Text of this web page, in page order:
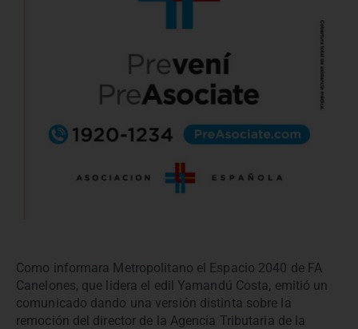
Como informara Metropolitano el Espacio 2040 de FA
Canelones, que lidera el edil Yamandú Costa, emitió un
comunicado dando una versión distinta sobre la
remoción del director de la Agencia Tributaria de la